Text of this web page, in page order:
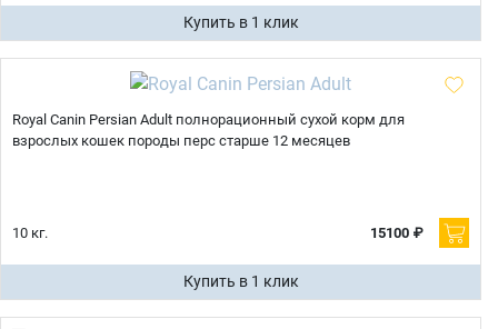
Купить в 1 клик
Royal Canin Persian Adult полнорационный сухой корм для
взрослых кошек породы перс старше 12 месяцев
10 кг. 15100 ₽
Купить в 1 клик